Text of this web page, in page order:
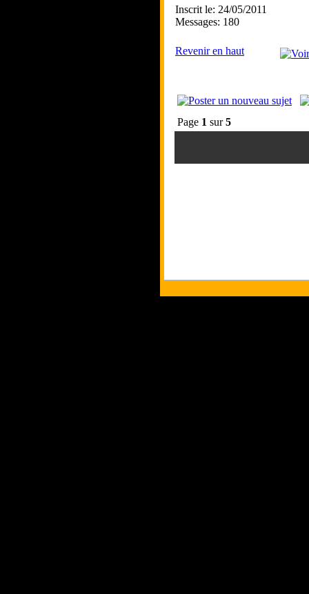
Inscrit le: 24/05/2011
Messages: 180
Revenir en haut
Page 1 sur5